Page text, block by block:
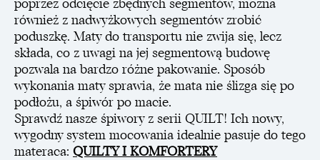
również z nadwyżkowych segmentów zrobić
poduszkę. Maty do transportu nie zwija się, lecz
składa, co z uwagi na jej segmentową budowę
pozwala na bardzo różne pakowanie. Sposób
wykonania maty sprawia, że mata nie ślizga się po
podłożu, a śpiwór po macie.
Sprawdź nasze śpiwory z serii QUILT! Ich nowy,
wygodny system mocowania idealnie pasuje do tego
materaca: QUILTY I KOMFORTERY